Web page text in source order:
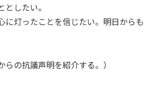
したい。
に灯ったことを信じたい。明日からも
らの抗議声明を紹介する。）